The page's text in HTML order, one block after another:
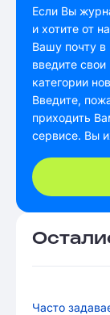
Если Вы
и хотите от
Вашу почту в
введите
категории
Введите,
приходить
сервисе. Вы
Часто